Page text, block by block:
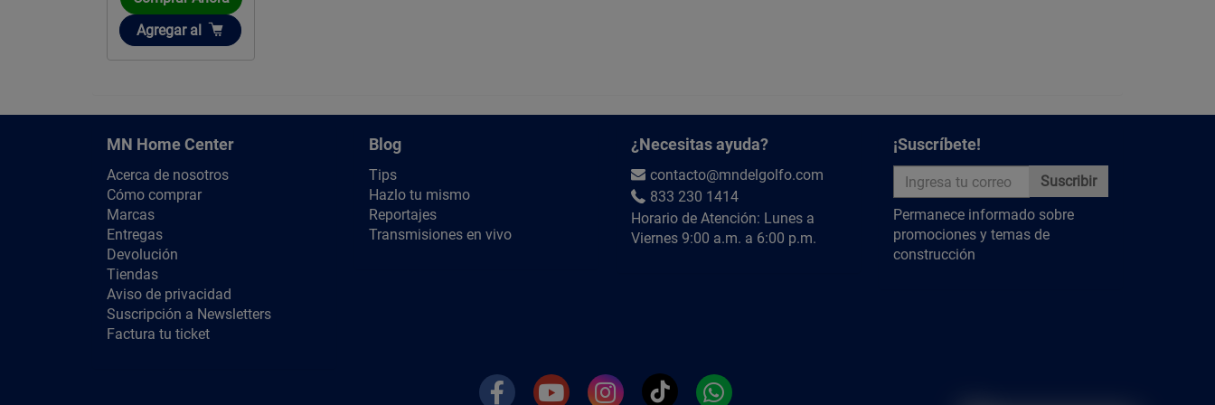
Añadir
Agregar al
MN Home Center
Acerca de nosotros
Cómo comprar
Marcas
Entregas
Devolución
Tiendas
Aviso de privacidad
Suscripción a Newsletters
Factura tu ticket
Blog
Tips
Hazlo tu mismo
Reportajes
Transmisiones en vivo
¿Necesitas ayuda?
contacto@mndelgolfo.com
833 230 1414
Horario de Atención: Lunes a
Viernes 9:00 a.m. a 6:00 p.m.
¡Suscríbete!
Suscribir
Permanece informado sobre
promociones y temas de
construcción